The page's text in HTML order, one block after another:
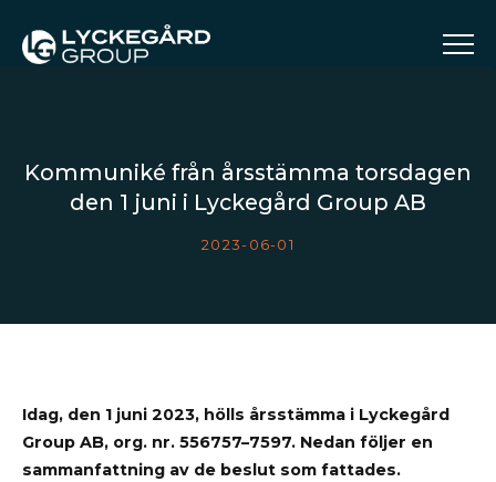
Kommuniké från årsstämma torsdagen
den 1 juni i Lyckegård Group AB
2023-06-01
Idag, den 1 juni 2023, hölls årsstämma i Lyckegård
Group AB, org. nr. 556757–7597. Nedan följer en
sammanfattning av de beslut som fattades.